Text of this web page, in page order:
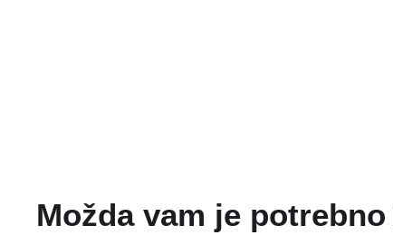
Možda vam je